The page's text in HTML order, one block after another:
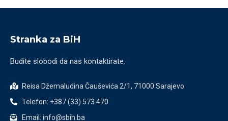
Stranka za BiH
Budite slobodi da nas kontaktirate.
Reisa Džemaludina Čauševića 2/1, 71000 Sarajevo
Telefon: +387 (33) 573 470
Email: info@sbih.ba